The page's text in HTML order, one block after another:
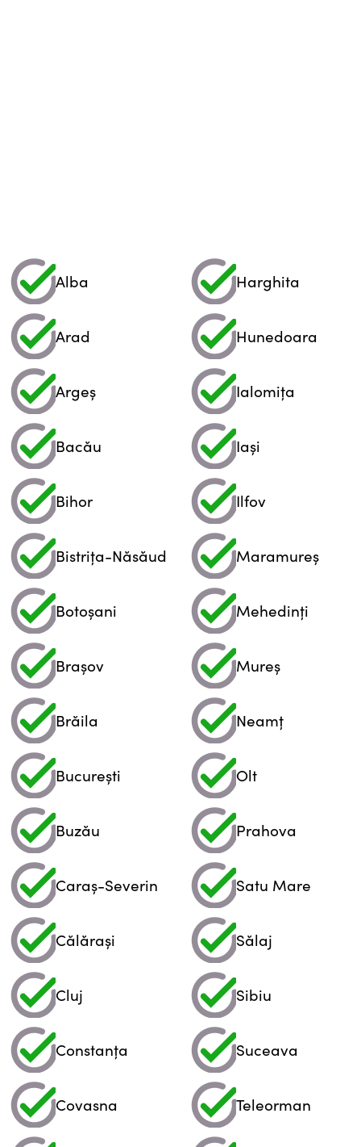
Alba
Arad
Argeș
Bacău
Bihor
Bistrița-Năsăud
Botoșani
Brașov
Brăila
București
Buzău
Caraș-Severin
Călărași
Cluj
Constanța
Covasna
Harghita
Hunedoara
Ialomița
Iași
Ilfov
Maramureș
Mehedinți
Mureș
Neamț
Olt
Prahova
Satu Mare
Sălaj
Sibiu
Suceava
Teleorman